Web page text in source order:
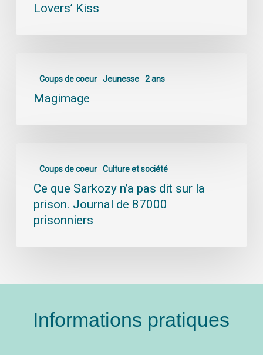
Lovers’ Kiss
Coups de coeur Jeunesse 2 ans
Magimage
Coups de coeur Culture et société
Ce que Sarkozy n’a pas dit sur la
prison. Journal de 87000
prisonniers
Informations pratiques